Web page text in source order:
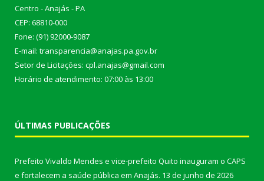
Centro - Anajás - PA
CEP: 68810-000
Fone: (91) 92000-9087
E-mail: transparencia@anajas.pa.gov.br
Setor de Licitações: cpl.anajas@gmail.com
Horário de atendimento: 07:00 às 13:00
ÚLTIMAS PUBLICAÇÕES
Prefeito Vivaldo Mendes e vice-prefeito Quito inauguram o CAPS
e fortalecem a saúde pública em Anajás. 13 de junho de 2026